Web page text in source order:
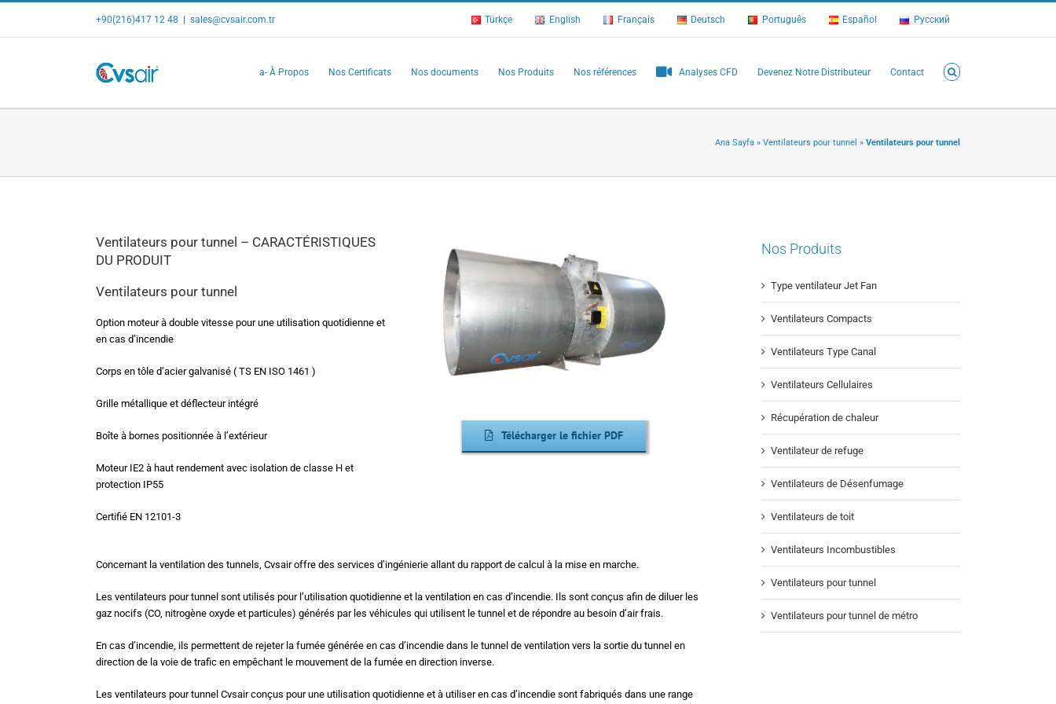
content
+90(216)417 12 48 sales@cvsair.com.tr Türkçe English Français Deutsch Português Español Русский
a- À Propos Nos Certificats Nos documents Nos Produits Nos références Analyses CFD Devenez Notre Distributeur Contact
Ana Sayfa » Ventilateurs pour tunnel » Ventilateurs pour tunnel
Ventilateurs pour tunnel – CARACTÉRISTIQUES
DU PRODUIT
Ventilateurs pour tunnel
Option moteur à double vitesse pour une utilisation quotidienne et
en cas d’incendie
Corps en tôle d’acier galvanisé ( TS EN ISO 1461 )
Grille métallique et déflecteur intégré
Boîte à bornes positionnée à l’extérieur
Moteur IE2 à haut rendement avec isolation de classe H et
protection IP55
Certifié EN 12101-3
Télécharger le fichier PDF
Concernant la ventilation des tunnels, Cvsair offre des services d’ingénierie allant du rapport de calcul à la mise en marche.
Les ventilateurs pour tunnel sont utilisés pour l’utilisation quotidienne et la ventilation en cas d’incendie. Ils sont conçus afin de diluer les
gaz nocifs (CO, nitrogène oxyde et particules) générés par les véhicules qui utilisent le tunnel et de répondre au besoin d’air frais.
En cas d’incendie, ils permettent de rejeter la fumée générée en cas d’incendie dans le tunnel de ventilation vers la sortie du tunnel en
direction de la voie de trafic en empêchant le mouvement de la fumée en direction inverse.
Les ventilateurs pour tunnel Cvsair conçus pour une utilisation quotidienne et à utiliser en cas d’incendie sont fabriqués dans une range
Nos Produits
Type ventilateur Jet Fan
Ventilateurs Compacts
Ventilateurs Type Canal
Ventilateurs Cellulaires
Récupération de chaleur
Ventilateur de refuge
Ventilateurs de Désenfumage
Ventilateurs de toit
Ventilateurs Incombustibles
Ventilateurs pour tunnel
Ventilateurs pour tunnel de métro